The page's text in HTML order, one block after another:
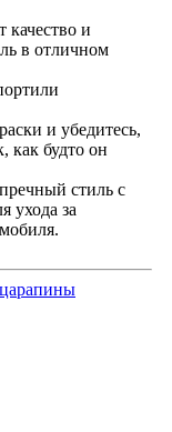
качество и
в отличном
и убедитесь,
как будто он
стиль с
ухода за